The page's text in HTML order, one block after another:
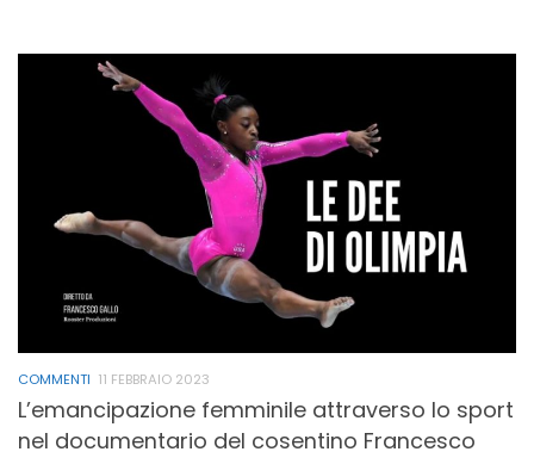
COMMENTI 11 FEBBRAIO 2023
L’emancipazione femminile attraverso lo sport
nel documentario del cosentino Francesco